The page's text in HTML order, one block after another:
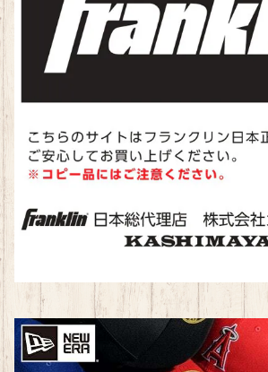
ランニング
ラグビー
パークゴルフ
カジュアル・アウトドア
ランニング
バドミントン
卓球
新体操